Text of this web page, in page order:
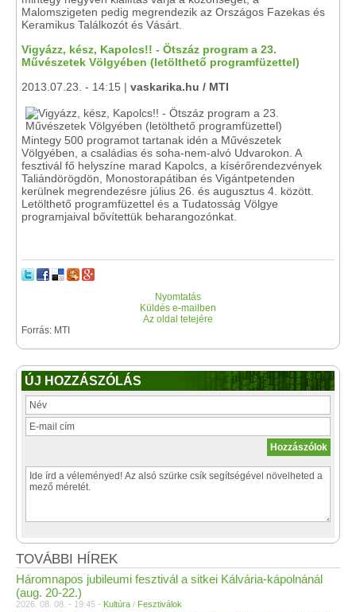
Malomszigeten pedig megrendezik az Országos Fazekas és
Keramikus Találkozót és Vásárt.
Vigyázz, kész, Kapolcs!! - Ötszáz program a 23.
Művészetek Völgyében (letölthető programfüzettel)
2013.07.23. - 14:15 | vaskarika.hu / MTI
Mintegy 500 programot tartanak idén a Művészetek
Völgyében, a családias és soha-nem-alvó Udvarokon. A
fesztivál fő helyszíne marad Kapolcs, a kísérőrendezvények
Taliándörögdön, Monostorapátiban és Vigántpetenden
kerülnek megrendezésre július 26. és augusztus 4. között.
Letölthető programfüzettel és a Tudatosság Völgye
programjaival bővítettük beharangozónkat.
Nyomtatás
Küldés e-mailben
Az oldal tetejére
Forrás: MTI
ÚJ HOZZÁSZÓLÁS
TOVÁBBI HÍREK
Háromnapos jubileumi fesztivál a sitkei Kálvária-kápolnánál
(aug. 20-22.)
2026. 08. 08. - 19:45 - Kultúra / Fesztiválok